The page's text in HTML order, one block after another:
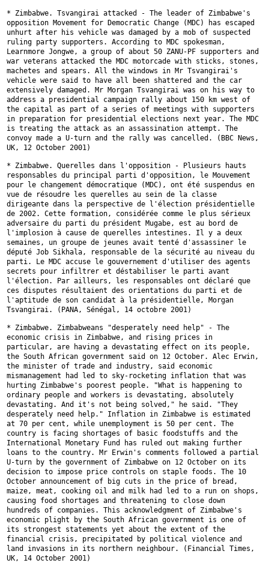
* Zimbabwe. Tsvangirai attacked - The leader of Zimbabwe's
opposition Movement for Democratic Change (MDC) has escaped
unhurt after his vehicle was damaged by a mob of suspected
ruling party supporters. According to MDC spokesman,
Learnmore Jongwe, a group of about 50 ZANU-PF supporters and
war veterans attacked the MDC motorcade with sticks, stones,
machetes and spears. All the windows in Mr Tsvangirai's
vehicle were said to have all
been shattered and the car
extensively damaged. Mr Morgan Tsvangirai was on
his way to
address a presidential campaign rally about 150 km west of
the capital as part of a series of meetings with supporters
in preparation for presidential elections next year. The MDC
is treating the attack as an assassination attempt. The
convoy made a U-turn and the rally was cancelled. (BBC News,
UK, 12 October 2001)
* Zimbabwe. Querelles dans l'opposition - Plusieurs hauts
responsables du principal parti d'opposition, le Mouvement
pour le changement démocratique
(MDC), ont été suspendus en
vue de résoudre les querelles au sein de la classe
dirigeante dans la perspective de l'élection présidentielle
de 2002. Cette formation, considérée comme le plus sérieux
adversaire du parti du président Mugabe, est au bord de
l'implosion à cause de querelles intestines. Il y a deux
semaines, un groupe de jeunes avait tenté d'assassiner le
député Job Sikhala, responsable de la sécurité au niveau du
parti. Le MDC accuse le gouvernement d'utiliser des agents
secrets pour infiltrer et déstabiliser le parti avant
l'élection. Par ailleurs, les
responsables ont déclaré que
ces disputes résultaient des orientations du parti et de
l'aptitude de son candidat à la présidentielle, Morgan
Tsvangirai. (PANA, Sénégal, 14 octobre 2001)
* Zimbabwe. Zimbabweans "desperately need help" - The
economic crisis in Zimbabwe, and rising prices in
particular, are having a devastating effect on its people,
the South African government said on 12 October. Alec Erwin,
the minister of trade and industry, said economic
mismanagement had led to sky-rocketing inflation that was
hurting Zimbabwe's poorest people. "What is happening to
ordinary people and workers is devastating, absolutely
devastating. And it's not being solved," he said. "They
desperately need
help." Inflation in Zimbabwe is estimated
at 70 per cent, while unemployment is 50 per cent. The
country is facing shortages of basic foodstuffs and the
International Monetary Fund has ruled out making further
loans to the country. Mr Erwin's comments followed a partial
U-turn by the government of Zimbabwe on 12 October on its
decision to impose price controls on staple foods. The 10
October announcement of big cuts in the price of bread,
maize, meat, cooking oil and milk had led to a run on shops,
causing food shortages and threatening to close down
hundreds of companies. This acknowledgment of Zimbabwe's
economic plight by the South African government is one of
its strongest statements yet about the extent of the
financial crisis, precipitated by political violence and
land invasions in its northern neighbour. (Financial Times,
UK, 14 October 2001)